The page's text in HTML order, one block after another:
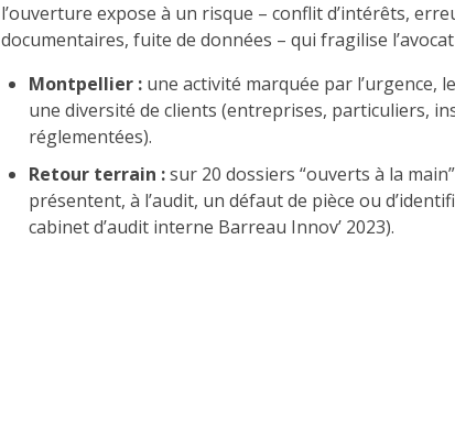
l’ouverture expose à un risque – conflit d’intérêts,
documentaires, fuite de données – qui fragilise
Montpellier : une activité marquée par l’urgence,
une diversité de clients (entreprises, particuliers,
réglementées).
Retour terrain :sur 20 dossiers “ouverts à la
présentent, à l’audit, un défaut de pièce ou
cabinet d’audit interne Barreau Innov’ 2023).